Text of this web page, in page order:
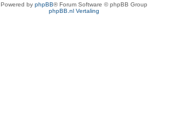
Powered by phpBB® Forum Software © phpBB Group
phpBB.nl Vertaling